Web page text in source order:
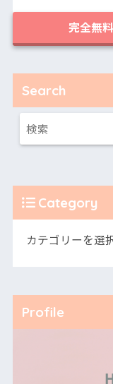
完全無
Search
Category
Profile